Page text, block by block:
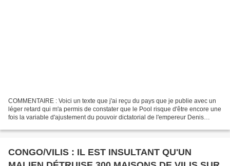
COMMENTAIRE : Voici un texte que j'ai reçu du pays que je publie avec un
léger retard qui m'a permis de constater que le Pool risque d'être encore une
fois la variable d'ajustement du pouvoir dictatorial de l'empereur Denis
CONGO/VILIS : IL EST INSULTANT QU'UN